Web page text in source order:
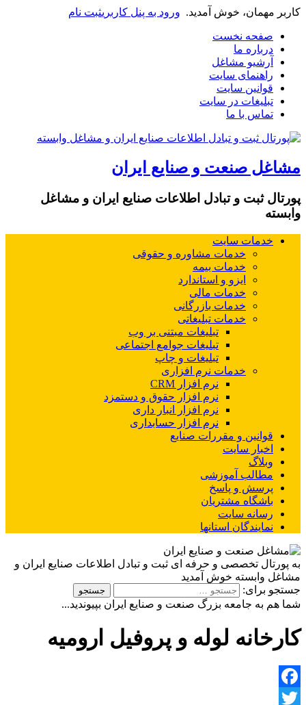
کاربر مهمان، خوش آمدید. ورود به پنل کاربریثبت نام
صفحه نخست
درباره ما
آرشیو مشاغل
راهنمای سایت
قوانین سایت
تبلیغات در سایت
تماس با ما
مشاغل صنعت و صنایع ایران
پورتال ثبت و تبادل اطلاعات صنایع ایران و مشاغل
وابسته
خدمات سایت
خدمات مشاوره و حقوقی
خدمات بیمه
ایزو و استاندارد
خدمات مالی
خدمات بازرگانی
خدمات تبلیغاتی
تبلیغات مبتنی بر وب
تبلیغات جوامع اجتماعی
تبلیغات و چاپ
خدمات نرم افزاری
نرم افزار CRM
نرم افزار حقوق و دستمزد
نرم افزار انبار داری
نرم افزار حسابداری
قوانین و مقررات صنایع
اخبار سایت
وبلاگ
مطالب آموزشی
پرسش و پاسخ
باشگاه مشتریان
رسانه سایت
نمایندگان استانها
به پورتال تخصصی و حرفه ای ثبت و تبادل اطلاعات صنایع ایران و
مشاغل وابسته خوش آمدید
جستجو برای:
شما هم به جامعه بزرگ صنعت و صنایع ایران بپیوندید...
کارخانه لوله و پروفیل ارومیه
Facebook